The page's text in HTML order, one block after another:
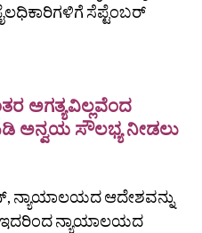
ಸೆಪ್ಟೆಂಬರ್‌
ಅಗತ್ಯವಿಲ್ಲವೆಂದ
ಅನ್ವಯ ಸೌಲಭ್ಯ ನೀಡಲು
ನ್ಯಾಯಾಲಯದ ಆದೇಶವನ್ನು
ಇದರಿಂದ ನ್ಯಾಯಾಲಯದ